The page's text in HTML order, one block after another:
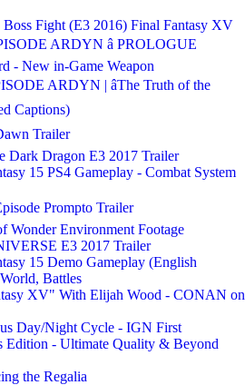
Fight (E3 2016) Final Fantasy XV
ARDYN â PROLOGUE
- New in-Game Weapon
ARDYN | âThe Truth of the
Captions)
Trailer
Dark Dragon E3 2017 Trailer
15 PS4 Gameplay - Combat System
Prompto Trailer
Wonder Environment Footage
E3 2017 Trailer
15 Demo Gameplay (English
Battles
XV" With Elijah Wood - CONAN on
Day/Night Cycle - IGN First
Edition - Ultimate Quality & Beyond
the Regalia